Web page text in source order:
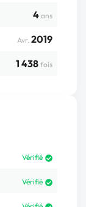
4 ans
Avr. 2019
1 438 fois
Vérifié
Vérifié